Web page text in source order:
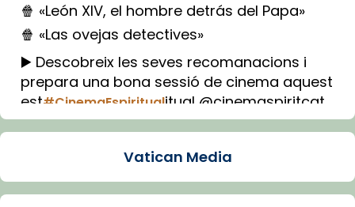
🍿 «León XIV, el hombre detrás del Papa»
🍿 «Las ovejas detectives»
▶️ Descobreix les seves recomanacions i
prepara una bona sessió de cinema aquest
est#CinemaEspiritualitual @cinemaspiritcat
Imatge: Generada amb IA (OpenAI)
Vatican Media